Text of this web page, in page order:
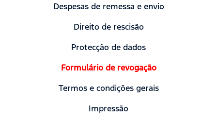
Despesas de remessa e envio
Direito de rescisão
Protecção de dados
Formulário de revogação
Termos e condições gerais
Impressão